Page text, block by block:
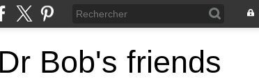
Bob's friends